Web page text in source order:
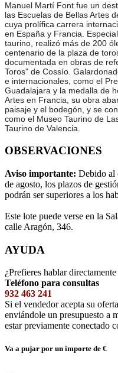
Manuel Martí Font fue un
las Escuelas de Bellas Artes
cuya prolífica carrera
en España y Francia.
taurino, realizó más de 200
centenario de la plaza de
documentada en obras de
Toros" de Cossío.
e internacionales, como el
Guadalajara y la medalla de
Artes en Francia, su obra
paisaje y el bodegón, y se
como el Museo Taurino de
Taurino de Valencia.
OBSERVACIONES
Aviso importante: Debido al
de agosto, los plazos de
podrán ser superiores a los
Este lote puede verse en la
calle Aragón, 346.
AYUDA
¿Prefieres hablar
Teléfono para consultas
932 463 241
Si el vendedor acepta su
enviándole un presupuesto a
estar previamente conectado
Va a pujar por un importe de €